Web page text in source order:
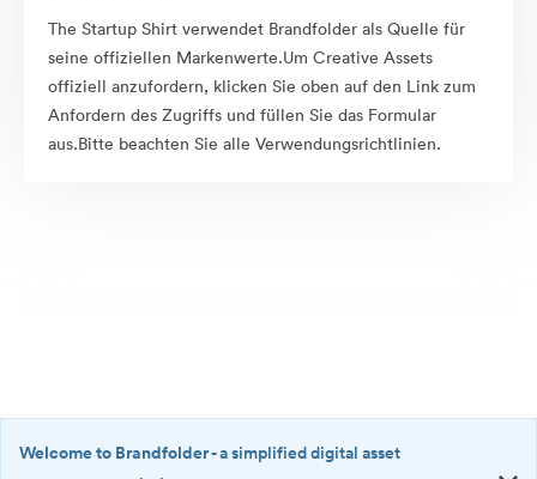
The Startup Shirt verwendet Brandfolder als Quelle für
seine offiziellen Markenwerte.Um Creative Assets
offiziell anzufordern, klicken Sie oben auf den Link zum
Anfordern des Zugriffs und füllen Sie das Formular
aus.Bitte beachten Sie alle Verwendungsrichtlinien.
Welcome to Brandfolder- a simplified digital asset